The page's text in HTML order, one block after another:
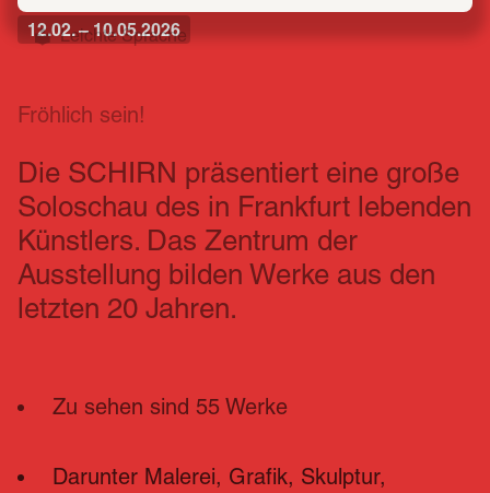
12.02. – 10.05.2026
Leichte Sprache
Fröhlich sein!
Die SCHIRN präsentiert eine große
Soloschau des in Frankfurt lebenden
Künstlers. Das Zentrum der
Ausstellung bilden Werke aus den
letzten 20 Jahren.
Zu sehen sind 55 Werke
Darunter Malerei, Grafik, Skulptur,